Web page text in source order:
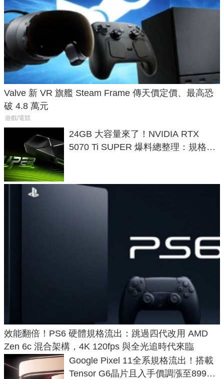
Valve 新 VR 旗艦 Steam Frame 傳天價定價、最高恐
破 4.8 萬元
遊戲/電競
24GB 大容量來了！NVIDIA RTX
5070 Ti SUPER 爆料總整理：規格、
效能翻倍！PS6 硬體規格流出：跳過四代改用 AMD
Zen 6c 混合架構，4K 120fps 與全光追時代來臨
Google Pixel 11全系規格流出！搭載
Tensor G6晶片且入手價調漲至899美